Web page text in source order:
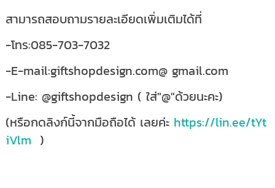
สามารถสอบถามรายละเอียดเพิ่มเติมได้ที่
-โทร:085-703-7032
-E-mail:giftshopdesign.com@ gmail.com
-Line: @giftshopdesign ( ใส่"@"ด้วยนะคะ)
(หรือกดลิงก์นี้จากมือถือได้ เลยค่ะ https://lin.ee/tYt
iVlm )